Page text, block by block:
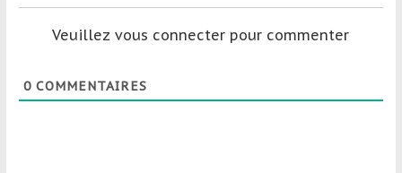
Veuillez vous connecter pour commenter
0COMMENTAIRES